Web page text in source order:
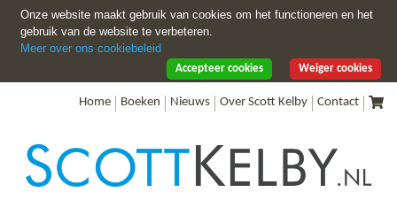
Home Boeken Nieuws Over Scott Kelby Contact
Onze website maakt gebruik van cookies om het functioneren en het
gebruik van de website te verbeteren.
Meer over ons cookiebeleid
Weiger cookies
Accepteer cookies